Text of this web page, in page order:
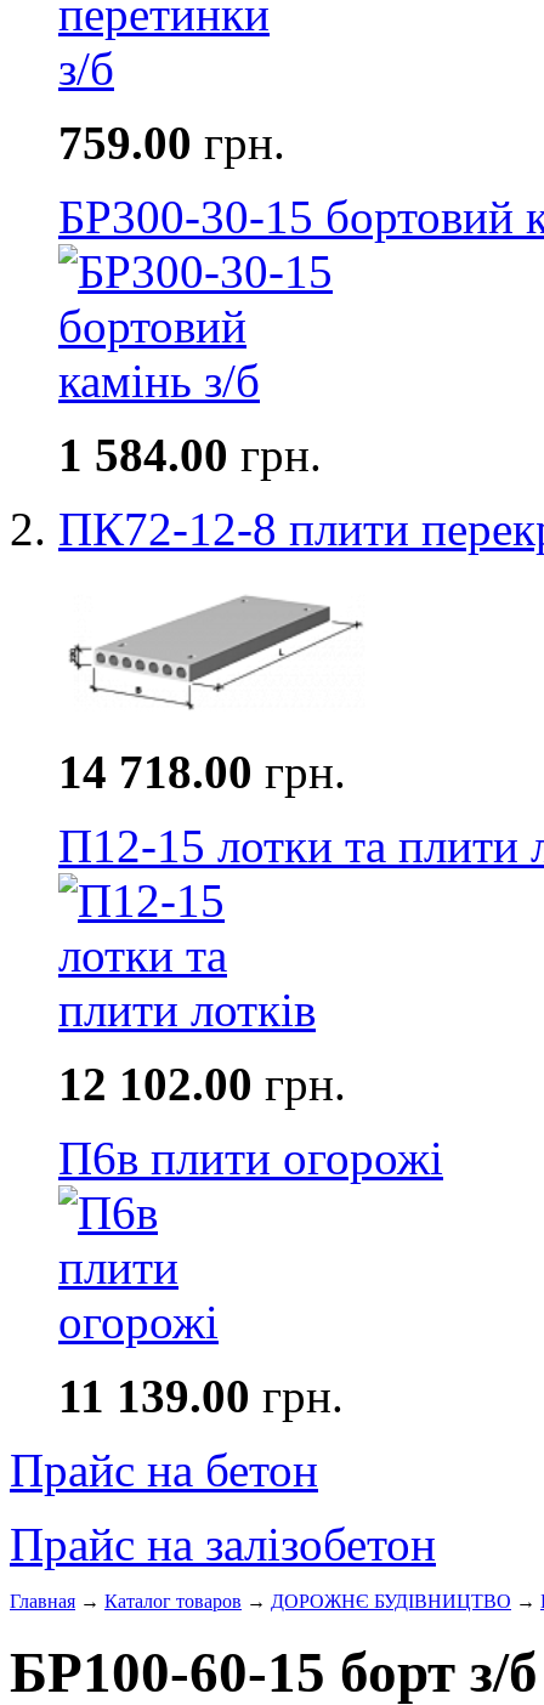
759.00 грн.
БР300-30-15 бортовий
1 584.00 грн.
ПК72-12-8 плити
14 718.00 грн.
П12-15 лотки та плити
12 102.00 грн.
П6в плити огорожі
11 139.00 грн.
Прайс на бетон
Прайс на залізобетон
Главная → Каталог товаров → ДОРОЖНЄ БУДIВНИЦТВО →
БР100-60-15 борт з/б